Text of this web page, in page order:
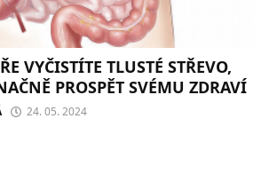
VYČISTÍTE TLUSTÉ STŘEVO,
PROSPĚT SVÉMU ZDRAVÍ
24. 05. 2024